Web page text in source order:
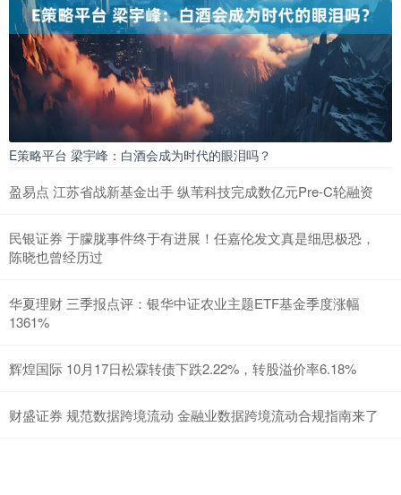
E策略平台 梁宇峰：白酒会成为时代的眼泪吗？
盈易点 江苏省战新基金出手 纵苇科技完成数亿元Pre-C轮融资
民银证券 于朦胧事件终于有进展！任嘉伦发文真是细思极恐，
陈晓也曾经历过
华夏理财 三季报点评：银华中证农业主题ETF基金季度涨幅
1361%
辉煌国际 10月17日松霖转债下跌2.22%，转股溢价率6.18%
财盛证券 规范数据跨境流动 金融业数据跨境流动合规指南来了